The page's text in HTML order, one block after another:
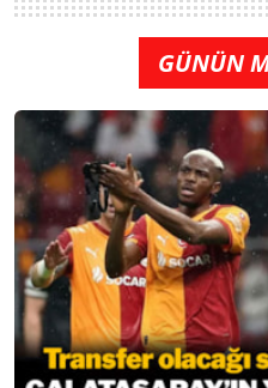
GÜNÜN